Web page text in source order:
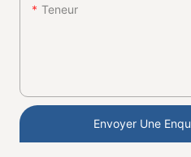
Teneur
Envoyer Une